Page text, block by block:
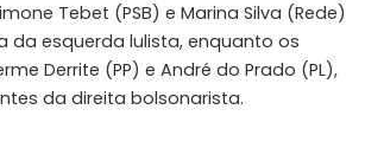
Tebet (PSB) e Marina Silva (Rede)
da esquerda lulista, enquanto os
Derrite (PP) e André do Prado (PL),
da direita bolsonarista.